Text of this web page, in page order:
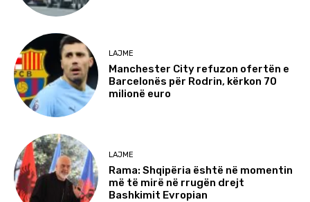
LAJME
Manchester City refuzon ofertën e
Barcelonës për Rodrin, kërkon 70
milionë euro
LAJME
Rama: Shqipëria është në momentin
më të mirë në rrugën drejt
Bashkimit Evropian